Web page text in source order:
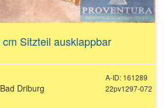
Sitzteil ausklappbar
A-ID: 161289
22pv1297-072
Driburg